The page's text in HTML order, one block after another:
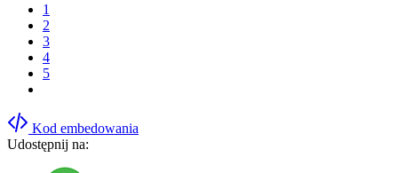
1
2
3
4
5
Kod embedowania
Udostępnij na: